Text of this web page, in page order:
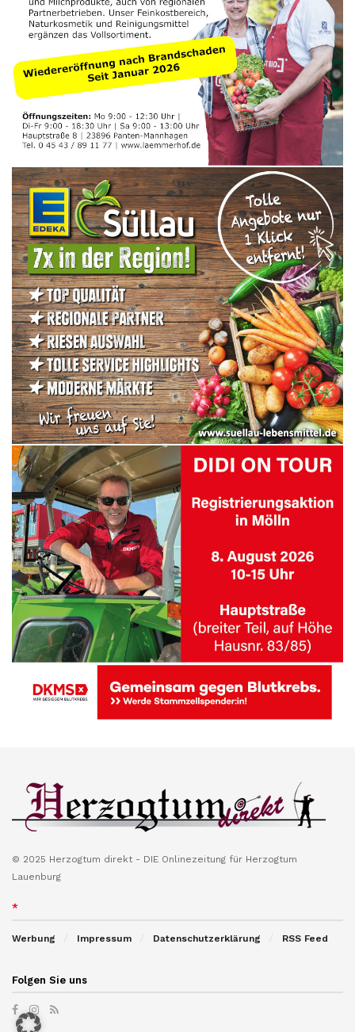
© 2025 Herzogtum direkt - DIE Onlinezeitung für Herzogtum
Lauenburg
*
Werbung Impressum Datenschutzerklärung RSS Feed
Folgen Sie uns